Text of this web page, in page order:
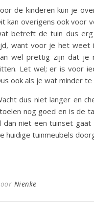
de kinderen kun je
kan overigens ook voor
betreft de tuin dus
want voor je het weet
wel prettig zijn dat je
Let wel; er is voor
ook als je wat minder
dus niet langer en
nog goed en is de
dan niet een tuinset
huidige tuinmeubels
Nienke